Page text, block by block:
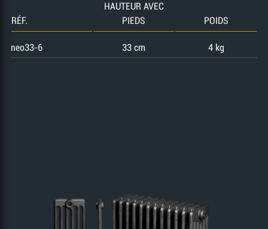
RÉF.
HAUTEUR AVEC
PIEDS
POIDS
neo33-6 33 cm 4 kg